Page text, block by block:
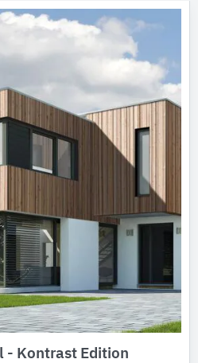
- Kontrast Edition